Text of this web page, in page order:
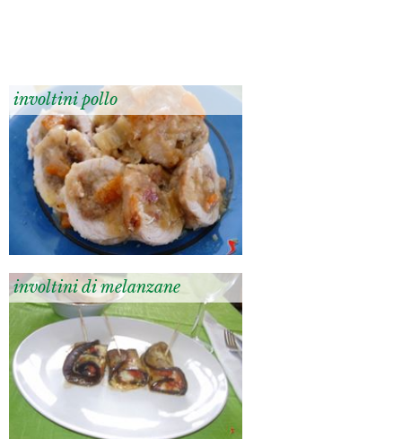
involtini pollo
involtini di melanzane